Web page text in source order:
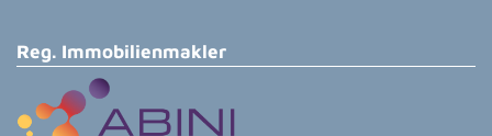
Reg. Immobilienmakler